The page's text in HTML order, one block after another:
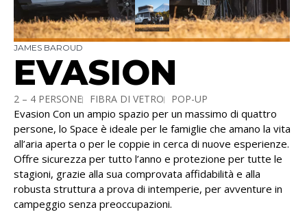
JAMES BAROUD
EVASION
2 – 4 PERSONE FIBRA DI VETRO
POP-UP
SICUREZZA TUTTO L'ANNO
Evasion Con un ampio spazio per un massimo di quattro
persone, lo Space è ideale per le famiglie che amano la vita
all’aria aperta o per le coppie in cerca di nuove esperienze.
Offre sicurezza per tutto l’anno e protezione per tutte le
stagioni, grazie alla sua comprovata affidabilità e alla
robusta struttura a prova di intemperie, per avventure in
campeggio senza preoccupazioni.